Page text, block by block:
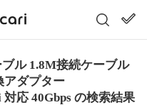
ル 1.8M接続ケーブル
アダプター
応 40Gbps の検索結果